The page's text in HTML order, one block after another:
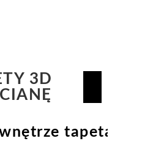
3D
tapetą